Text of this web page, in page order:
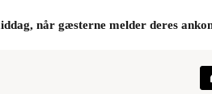
når gæsterne melder deres